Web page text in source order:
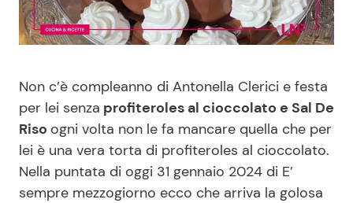
Benessere
Casa
Moda e Style
Mondo Mamma
News benessere
Cucina e Ricette
Consigli di Cucina
Dolci
Le Ricette in TV
Primi Piatti
Non c’è compleanno di Antonella Clerici e festa
per lei senza profiteroles al cioccolato e Sal De
Riso ogni volta non le fa mancare quella che per
lei è una vera torta di profiteroles al cioccolato.
Nella puntata di oggi 31 gennaio 2024 di E’
sempre mezzogiorno ecco che arriva la golosa